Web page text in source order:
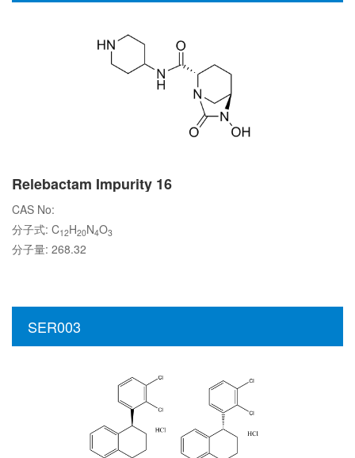
Relebactam Impurity 16
CAS No:
分子式: C12H20N4O3
分子量: 268.32
SER003